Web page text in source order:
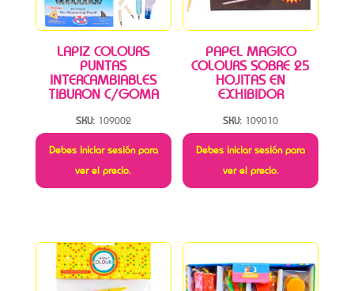
LAPIZ COLOURS
PUNTAS
INTERCAMBIABLES
TIBURON C/GOMA
SKU: 109002
Debes iniciar sesión para
ver el precio.
PAPEL MAGICO
COLOURS SOBRE 25
HOJITAS EN
EXHIBIDOR
SKU: 109010
Debes iniciar sesión para
ver el precio.